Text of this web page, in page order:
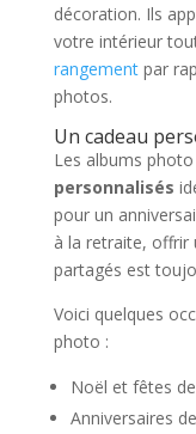
décoration. Ils
votre intérieur
rangementpar
photos.
Un cadeau
Les albums
personnalisés
pour un
à la retraite, offrir
partagés est
Voici quelques
photo :
Noël et fêtes de
Anniversaires